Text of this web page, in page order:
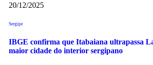
20/12/2025
Sergipe
IBGE confirma que Itabaiana ultrapassa
maior cidade do interior sergipano